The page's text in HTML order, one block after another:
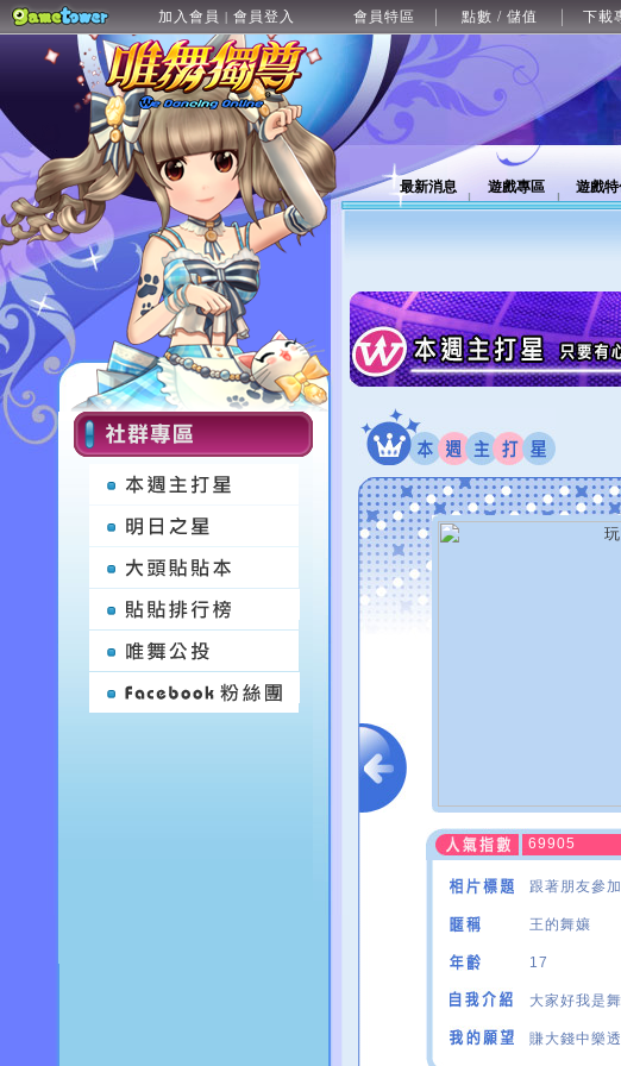
加入會員 | 會員登入 會員特區 點數 / 儲值 下載
最新消息 遊戲專區 遊戲
69905
跟著朋友參加
王的舞孃
17
大家好我是
賺大錢中樂透